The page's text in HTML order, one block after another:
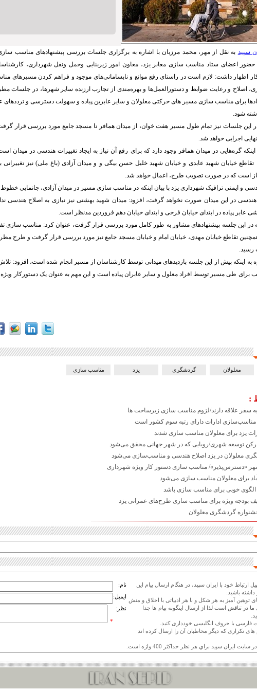
سپید به نقل از مهر، محمد مرزبان با اشاره به برگزاری جلسات بررسی پیشنهادهای مناسب
اعضای ستاد مناسب سازی معابر یزد، معاون امور زیربنایی وحمل ونقل شهرداری،
اظهار داشت: لازم است در راستای رفع موانع و نابسامانی‌های موجود و فراهم کردن مسیرهای
اصلاح و رعایت ضوابط و دستورالعمل‌ها و بهره‌مندی از تجارب ارزنده سایر شهرها، در جلسات
برای مناسب سازی مسیر های حرکتی معلولان و سایر عابرین پیاده و سهولت دسترسی و
شود.
این جلسات نیز تمام طول مسیر هفت خوان، از میدان همافر تا مسجد جامع مورد بررسی قرار
اجرایی خواهد شد.
اینکه گره‌هایی در میدان همافر وجود دارد که برای رفع آن نیاز به ایجاد تغییرات هندسی در میدان
خیابان شهید عابدی و خیابان شهید خلیل حسن بیگی و و میدان آزادی (باغ ملی) نیز
است که در صورت تصویب طرح، اعمال خواهد شد.
و ایمنی ترافیک شهرداری یزد با بیان اینکه در مناسب سازی مسیر در میدان آزادی، جانمایی خطوط
در این میدان صورت نخواهد گرفت، افزود: میدان شهید بهشتی نیز نیازی به اصلاح هندسی
عابر پیاده در ابتدای خیابان فرخی و ابتدای خیابان دهم فروردین مدنظر است.
در این جلسه پیشنهادهای مشاور به طور کامل مورد بررسی قرار گرفت، عنوان کرد: مناسب سازی
همچنین تقاطع خیابان مهدی، خیابان امام و خیابان مسجد جامع نیز مورد بررسی قرار گرفت و طرح
رسید.
به اینکه پیش از این جلسه بازدیدهای میدانی توسط کارشناسان از مسیر انجام شده است، افزود:
برای طی مسیر توسط افراد معلول و سایر عابران پیاده است و این مهم به عنوان یک دستورکار
معلولان گردشگری یزد مناسب سازی
:
سفر علاقه دارند/لزوم مناسب سازی زیرساخت ها
مناسب‌سازی ادارات دارای رتبه سوم کشور است
رکن توسعه شهری/رویایی که در شهر جهانی محقق می‌شود
معلولان در یزد اصلاح هندسی و مناسب‌سازی می‌شود
شهر «دسترس‌پذیر»/ مناسب سازی دستور کار ویژه شهرداری
آباد برای معلولان مناسب سازی می‌شود
الگوی خوبی برای مناسب سازی باشد
بودجه ویژه برای مناسب سازی طرح‌های عمرانی یزد
گردشگری معلولان
ارتباط خود با ایران سپید، در هنگام ارسال پیام این
باشید:
توهین آمیز به هر شکل و با هر ادبیاتی با اخلاق و منش
ما در تناقض است لذا از ارسال اینگونه پیام ها جدا
های تکراری که دیگر مخاطبان آن را ارسال کرده اند
نام:
ایمیل:
نظر:
*